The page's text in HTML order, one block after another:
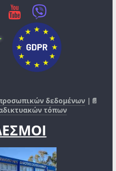
δεδομένων |📄
τόπων